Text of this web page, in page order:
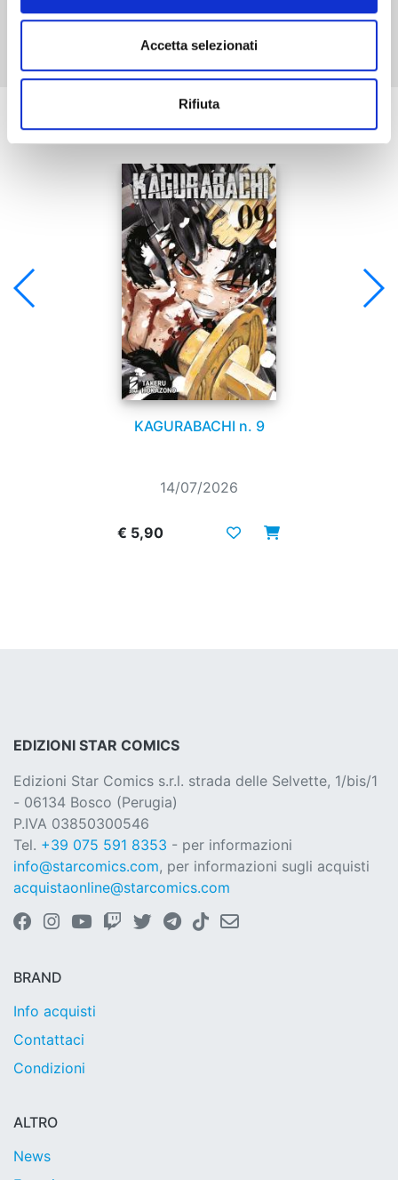
Accetta selezionati
Rifiuta
Mostra tutto
Se ti è piaciuto prova anche:
KAGURABACHI n. 9
14/07/2026
€ 5,90
EDIZIONI STAR COMICS
Edizioni Star Comics s.r.l. strada delle Selvette, 1/bis/1
- 06134 Bosco (Perugia)
P.IVA 03850300546
Tel. +39 075 591 8353 - per informazioni
info@starcomics.com, per informazioni sugli acquisti
acquistaonline@starcomics.com
BRAND
Info acquisti
Contattaci
Condizioni
ALTRO
News